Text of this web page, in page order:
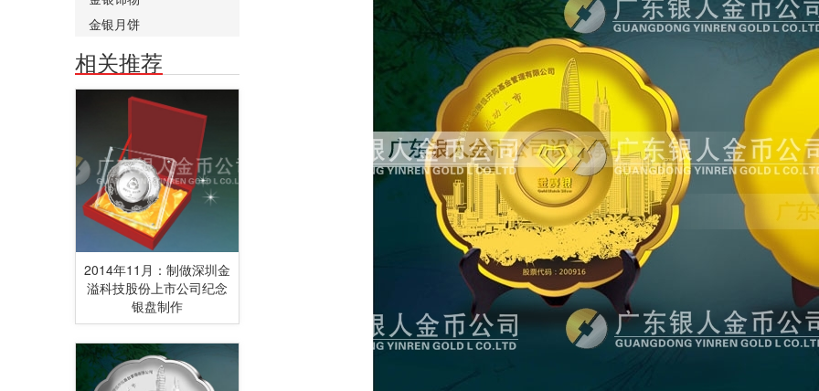
金银月饼
相关推荐
2014年11月：制做深圳金
溢科技股份上市公司纪念
银盘制作